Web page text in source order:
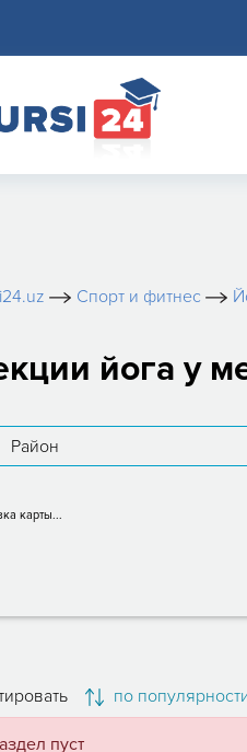
Спорт и фитнес
йога у
карты...
по
пуст